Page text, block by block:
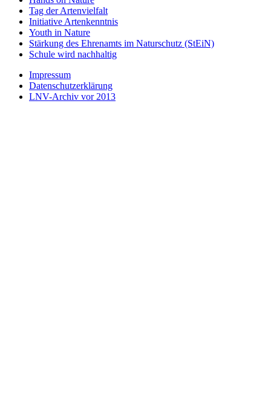
Tag der Artenvielfalt
Initiative Artenkenntnis
Youth in Nature
Stärkung des Ehrenamts im Naturschutz (StEiN)
Schule wird nachhaltig
Impressum
Datenschutzerklärung
LNV-Archiv vor 2013